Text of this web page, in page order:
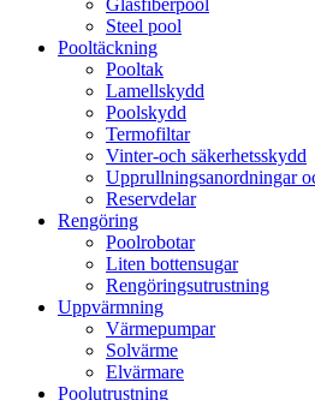
Glasfiberpool
Steel pool
Pooltäckning
Pooltak
Lamellskydd
Poolskydd
Termofiltar
Vinter-och säkerhetsskydd
Upprullningsanordningar
Reservdelar
Rengöring
Poolrobotar
Liten bottensugar
Rengöringsutrustning
Uppvärmning
Värmepumpar
Solvärme
Elvärmare
Poolutrustning